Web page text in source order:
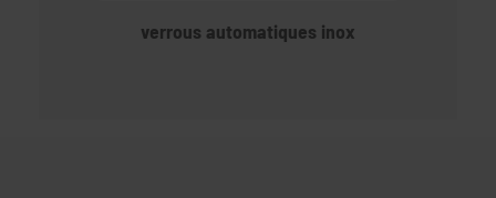
verrous automatiques inox